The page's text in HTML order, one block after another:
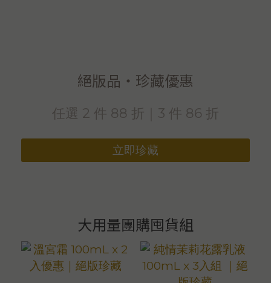
絕版品・珍藏優惠
任選 2 件 88 折｜3 件 86 折
立即珍藏
大用量團購囤貨組